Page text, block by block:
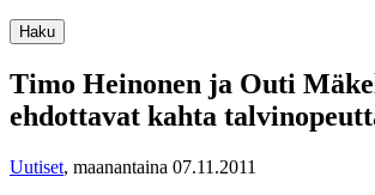
Haku
Timo Heinonen ja Outi
ehdottavat kahta
Uutiset, maanantaina 07.11.2011